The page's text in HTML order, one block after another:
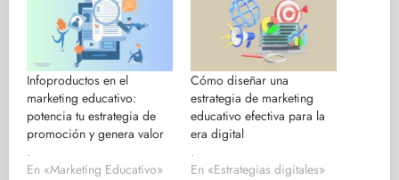
Infoproductos en el
marketing educativo:
potencia tu estrategia de
promoción y genera valor
.
En «Marketing Educativo»
Cómo diseñar una
estrategia de marketing
educativo efectiva para la
era digital
.
En «Estrategias digitales»